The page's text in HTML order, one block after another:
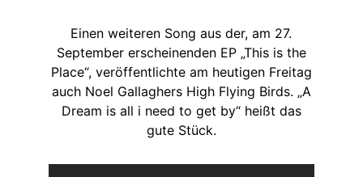
Einen weiteren Song aus der, am 27.
September erscheinenden EP „This is the
Place“, veröffentlichte am heutigen Freitag
auch Noel Gallaghers High Flying Birds. „A
Dream is all i need to get by“ heißt das
gute Stück.